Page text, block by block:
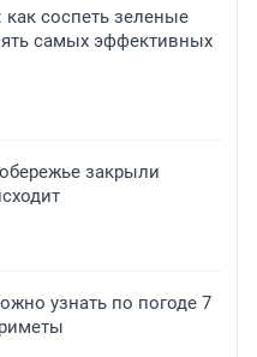
соспеть зеленые
самых эффективных
закрыли
узнать по погоде 7